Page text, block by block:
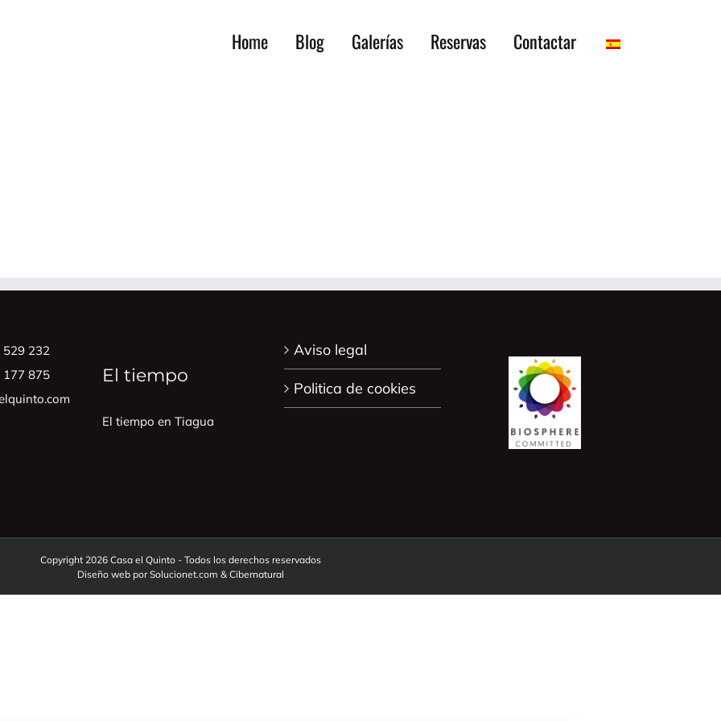
Home Blog Galerías Reservas Contactar
529 232
177 875
El tiempo
El tiempo en Tiagua
Aviso legal
Politica de cookies
Copyright 2026 Casa el Quinto - Todos los derechos reservados
Diseño web porSolucionet.com & Cibernatural